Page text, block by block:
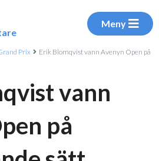
Meny
Prix
Erik Blomqvist vann Avenyn Open på
vann
på